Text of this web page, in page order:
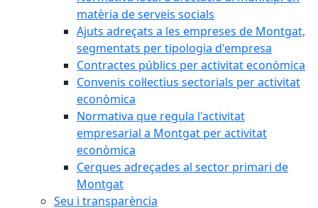
matèria de serveis socials
Ajuts adreçats a les empreses de Montgat,
segmentats per tipologia d'empresa
Contractes públics per activitat econòmica
Convenis col·lectius sectorials per activitat
econòmica
Normativa que regula l'activitat
empresarial a Montgat per activitat
econòmica
Cerques adreçades al sector primari de
Montgat
Seu i transparència